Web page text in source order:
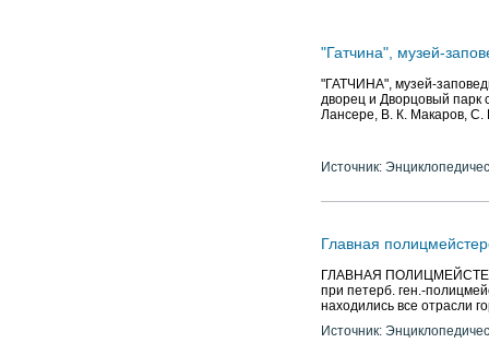
"Гатчина", музей-
"ГАТЧИНА", музей-
дворец и Дворцовый парк
Лансере, В. К. Макаров, С.
Источник:
Главная
ГЛАВНАЯ
при петерб. ген.-
находились все отрасли
Источник: